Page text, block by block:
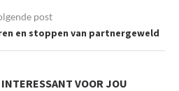
post
en stoppen van partnergeweld
VOOR JOU